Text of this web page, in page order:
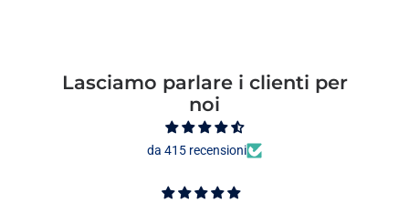
Lasciamo parlare i clienti per
noi
da 415 recensioni